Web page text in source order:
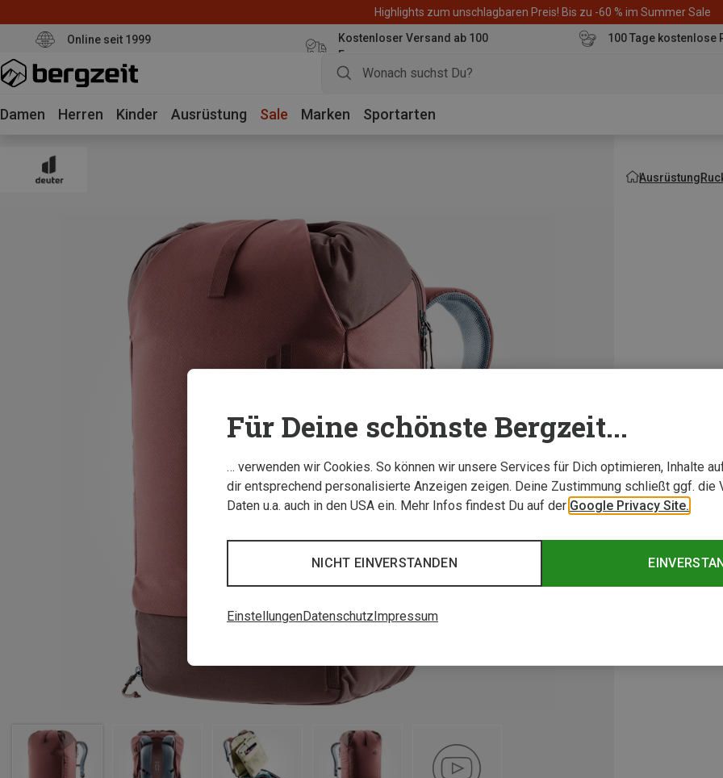
Highlights zum unschlagbaren Preis! Bis zu -60 % im Summer Sale
Online seit 1999
Kostenloser Versand ab 100
Euro
100 Tage kostenlose
Damen Herren Kinder Ausrüstung Sale Marken Sportarten
Ausrüstung
Für Deine schönste Bergzeit...
… verwenden wir Cookies. So können wir unsere Services für Dich optimieren, Inhalte
dir entsprechend personalisierte Anzeigen zeigen. Deine Zustimmung schließt ggf. die
Daten u.a. auch in den USA ein. Mehr Infos findest Du auf der Google Privacy Site.
NICHT EINVERSTANDEN
EinstellungenDatenschutz Impressum